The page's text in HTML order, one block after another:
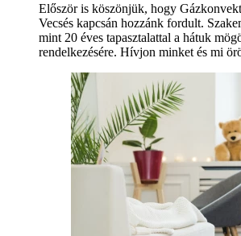
Először is köszönjük, hogy
Vecsés kapcsán hozzánk fordult.
mint 20 éves tapasztalattal a hátuk
rendelkezésére. Hívjon minket és mi